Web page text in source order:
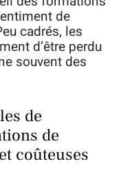
de
cadrés, les
d’être perdu
souvent des
de
de
coûteuses